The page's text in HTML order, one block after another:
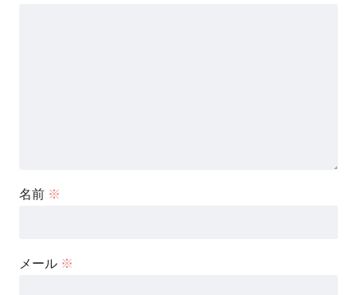
名前 ※
メール ※